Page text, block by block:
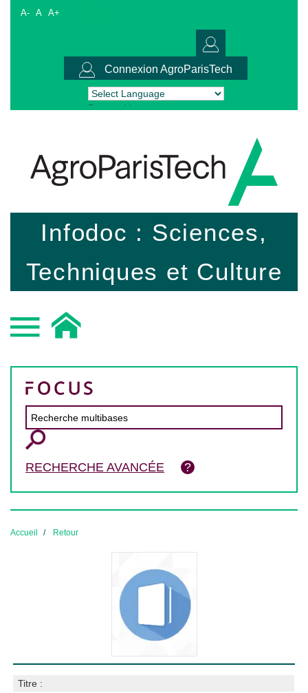
A- A A+
Connexion AgroParisTech
Powered by Translate
Infodoc : Sciences,
Techniques et Culture
RECHERCHE AVANCÉE
Accueil Retour
Titre :